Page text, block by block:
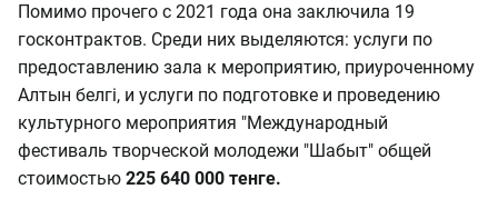
Помимо прочего с 2021 года она заключила 19
госконтрактов. Среди них выделяются: услуги по
предоставлению зала к мероприятию, приуроченному
Алтын белгі, и услуги по подготовке и проведению
культурного мероприятия "Международный
фестиваль творческой молодежи "Шабыт" общей
стоимостью 225 640 000 тенге.